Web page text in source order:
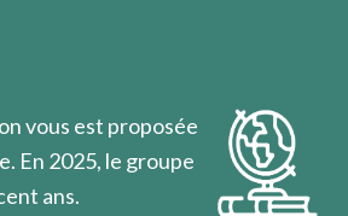
peut être le prochain de
vous est proposée
En 2025, le groupe
ans.